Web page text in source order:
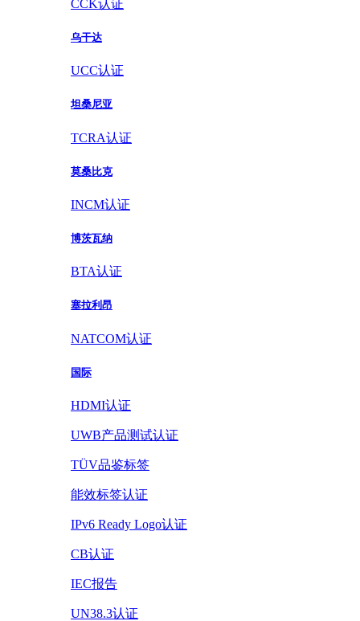
CCK认证
乌干达
UCC认证
坦桑尼亚
TCRA认证
莫桑比克
INCM认证
博茨瓦纳
BTA认证
塞拉利昂
NATCOM认证
国际
HDMI认证
UWB产品测试认证
TÜV品鉴标签
能效标签认证
IPv6 Ready Logo认证
CB认证
IEC报告
UN38.3认证